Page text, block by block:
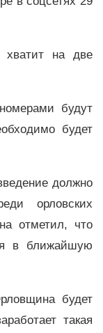
хватит на две
будут
будет
должно
орловских
отметил, что
в ближайшую
будет
такая